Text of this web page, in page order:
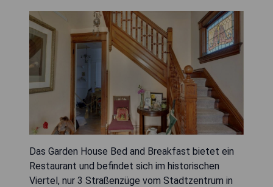
Das Garden House Bed and Breakfast bietet ein
Restaurant und befindet sich im historischen
Viertel, nur 3 Straßenzüge vom Stadtzentrum in